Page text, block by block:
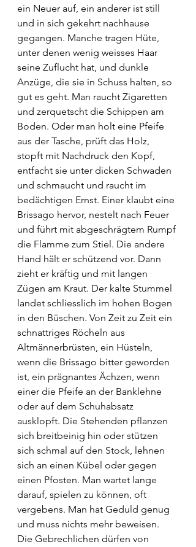
ein Neuer auf, ein anderer ist still
und in sich gekehrt nachhause
gegangen. Manche tragen Hüte,
unter denen wenig weisses Haar
seine Zuflucht hat, und dunkle
Anzüge, die sie in Schuss halten, so
gut es geht. Man raucht Zigaretten
und zerquetscht die Schippen am
Boden. Oder man holt eine Pfeife
aus der Tasche, prüft das Holz,
stopft mit Nachdruck den Kopf,
entfacht sie unter dicken Schwaden
und schmaucht und raucht im
bedächtigen Ernst. Einer klaubt eine
Brissago hervor, nestelt nach Feuer
und führt mit abgeschrägtem Rumpf
die Flamme zum Stiel. Die andere
Hand hält er schützend vor. Dann
zieht er kräftig und mit langen
Zügen am Kraut. Der kalte Stummel
landet schliesslich im hohen Bogen
in den Büschen. Von Zeit zu Zeit ein
schnattriges Röcheln aus
Altmännerbrüsten, ein Hüsteln,
wenn die Brissago bitter geworden
ist, ein prägnantes Ächzen, wenn
einer die Pfeife an der Banklehne
oder auf dem Schuhabsatz
ausklopft. Die Stehenden pflanzen
sich breitbeinig hin oder stützen
sich schmal auf den Stock, lehnen
sich an einen Kübel oder gegen
einen Pfosten. Man wartet lange
darauf, spielen zu können, oft
vergebens. Man hat Geduld genug
und muss nichts mehr beweisen.
Die Gebrechlichen dürfen von